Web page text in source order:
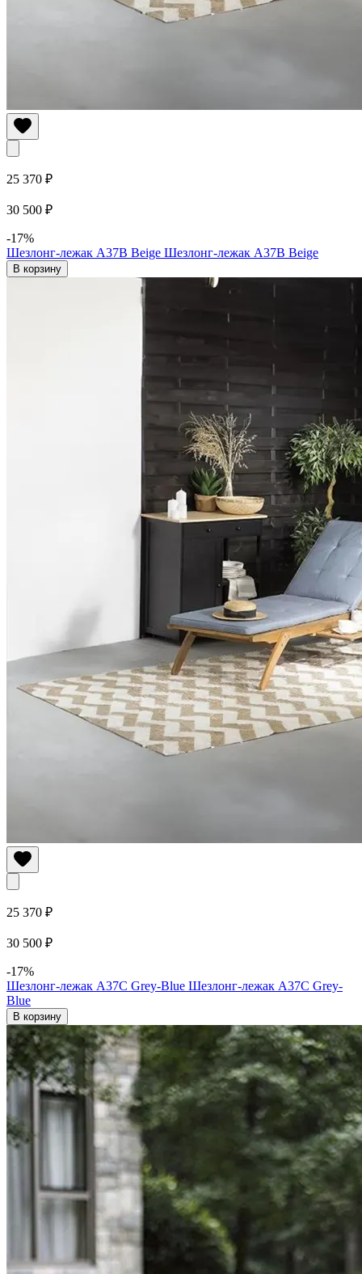
25 370 ₽
30 500 ₽
-17%
Шезлонг-лежак A37B Beige Шезлонг-лежак A37B Beige
В корзину
25 370 ₽
30 500 ₽
-17%
Шезлонг-лежак A37C Grey-Blue Шезлонг-лежак A37C Grey-
Blue
В корзину